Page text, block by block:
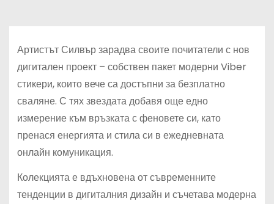
Артистът Силвър зарадва своите почитатели с нов
дигитален проект – собствен пакет модерни Viber
стикери, които вече са достъпни за безплатно
сваляне. С тях звездата добавя още едно
измерение към връзката с феновете си, като
пренася енергията и стила си в ежедневната
онлайн комуникация.
Колекцията е вдъхновена от съвременните
тенденции в дигиталния дизайн и съчетава модерна